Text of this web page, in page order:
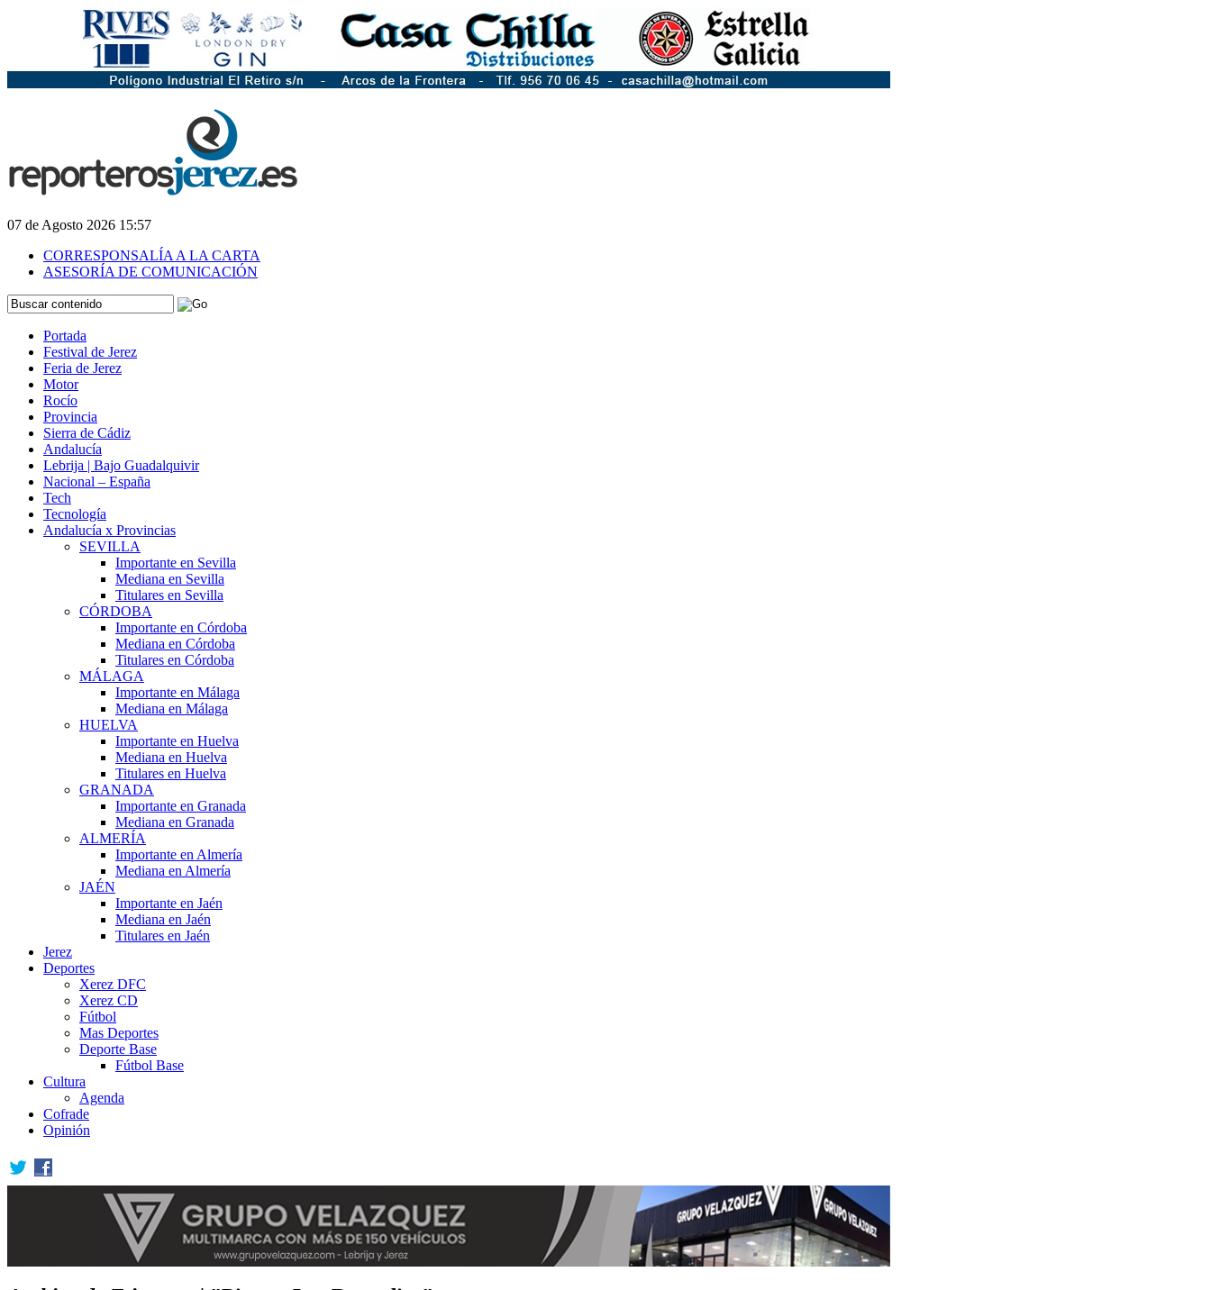
07 de Agosto 2026 15:57
CORRESPONSALÍA A LA CARTA
ASESORÍA DE COMUNICACIÓN
Portada
Festival de Jerez
Feria de Jerez
Motor
Rocío
Provincia
Sierra de Cádiz
Andalucía
Lebrija | Bajo Guadalquivir
Nacional – España
Tech
Tecnología
Andalucía x Provincias
SEVILLA
Importante en Sevilla
Mediana en Sevilla
Titulares en Sevilla
CÓRDOBA
Importante en Córdoba
Mediana en Córdoba
Titulares en Córdoba
MÁLAGA
Importante en Málaga
Mediana en Málaga
HUELVA
Importante en Huelva
Mediana en Huelva
Titulares en Huelva
GRANADA
Importante en Granada
Mediana en Granada
ALMERÍA
Importante en Almería
Mediana en Almería
JAÉN
Importante en Jaén
Mediana en Jaén
Titulares en Jaén
Jerez
Deportes
Xerez DFC
Xerez CD
Fútbol
Mas Deportes
Deporte Base
Fútbol Base
Cultura
Agenda
Cofrade
Opinión